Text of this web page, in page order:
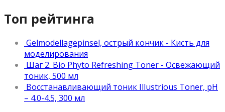
Топ рейтинга
Gelmodellagepinsel, острый кончик - Кисть для
моделирования
Шаг 2. Bio Phyto Refreshing Toner - Освежающий
тоник, 500 мл
Восстанавливающий тоник Illustrious Toner, рН
– 4.0-4.5, 300 мл